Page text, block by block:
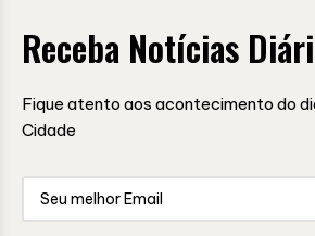
Receba Notícias
Fique atento aos acontecimento do
Cidade